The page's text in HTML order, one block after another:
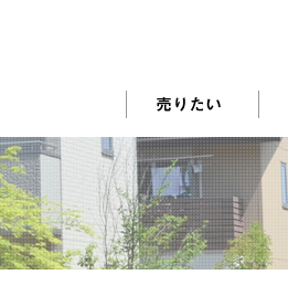
売却されたお客様の声
不動産購入に関するよくある質問